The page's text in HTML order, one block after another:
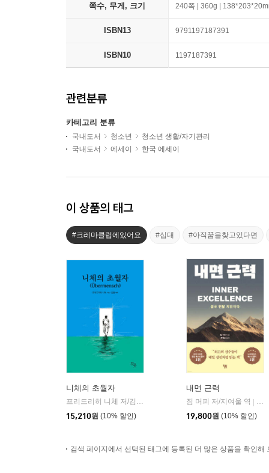
쪽수, 무게, 크기 240쪽 | 360g |
ISBN13 9791197187391
ISBN10 1197187391
관련분류
카테고리 분류
국내도서 청소년
청소년 생활/자기관리
국내도서
에세이 한국 에세이
이 상품의 태그
#크레마클럽에있어요 #십대 #아직꿈을찾고있다면
니체의 초월자
프리드리히 니체 저/김철 편역
15,210원 (10% 할인)
내면 근력
짐 머피 저/지여울 역
윌
19,800원 (10% 할인)
검색 페이지에서 선택된 태그에 등록된 더 많은 상품을 확인해